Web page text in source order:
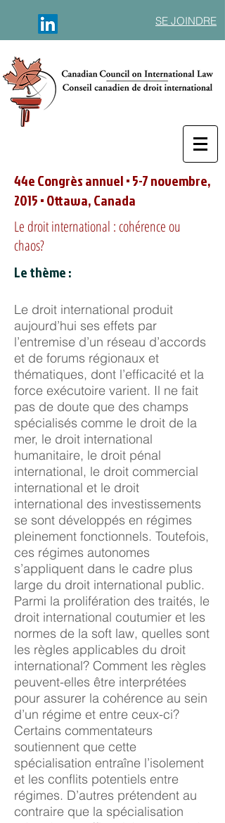
SE JOINDRE
44e Congrès annuel • 5-7 novembre,
2015• Ottawa, Canada
Le droit international : cohérence ou
chaos?
Le thème :
Le droit international produit
aujourd’hui ses effets par
l’entremise d’un réseau d’accords
et de forums régionaux et
thématiques, dont l’efficacité et la
force exécutoire varient. Il ne fait
pas de doute que des champs
spécialisés comme le droit de la
mer, le droit international
humanitaire, le droit pénal
international, le droit commercial
international et le droit
international des investissements
se sont développés en régimes
pleinement fonctionnels. Toutefois,
ces régimes autonomes
s’appliquent dans le cadre plus
large du droit international public.
Parmi la prolifération des traités, le
droit international coutumier et les
normes de la soft law, quelles sont
les règles applicables du droit
international? Comment les règles
peuvent-elles être interprétées
pour assurer la cohérence au sein
d’un régime et entre ceux-ci?
Certains commentateurs
soutiennent que cette
spécialisation entraîne l’isolement
et les conflits potentiels entre
régimes. D’autres prétendent au
contraire que la spécialisation